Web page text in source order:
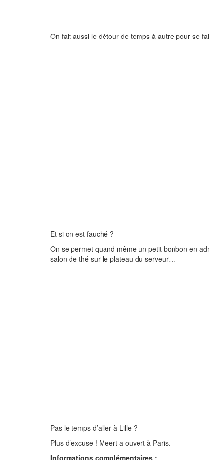
On fait aussi le détour de temps à autre pour se
Et si on est fauché ?
On se permet quand même un petit bonbon en
salon de thé sur le plateau du serveur…
Pas le temps d’aller à Lille ?
Plus d’excuse ! Meert a ouvert à Paris.
Informations complémentaires :